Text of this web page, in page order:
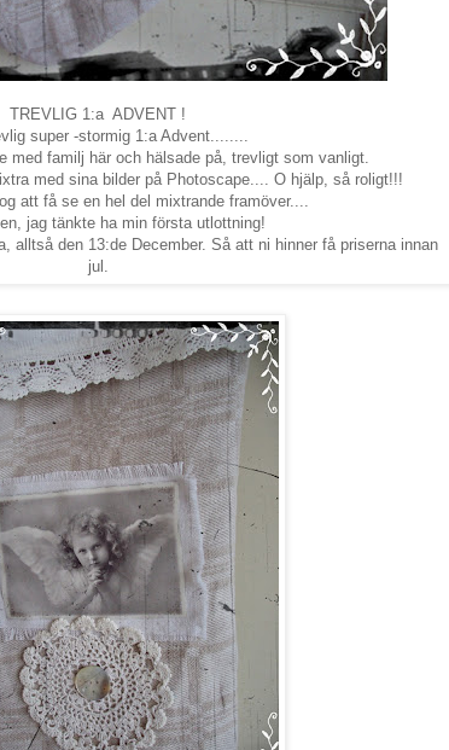
TREVLIG 1:a ADVENT !
super -stormig 1:a Advent........
med familj här och hälsade på, trevligt som vanligt.
med sina bilder på Photoscape.... O hjälp, så roligt!!!
att få se en hel del mixtrande framöver....
jag tänkte ha min första utlottning!
alltså den 13:de December. Så att ni hinner få priserna innan
jul.